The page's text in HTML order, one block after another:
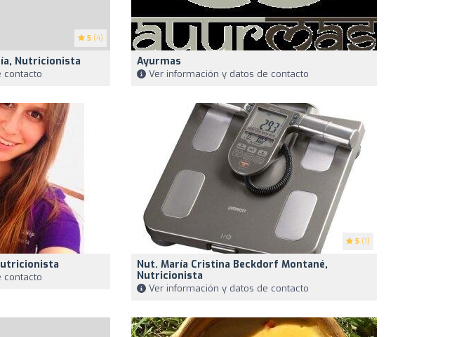
5 (4)
Nutricionista
contacto
Ayurmas
Ver información y datos de contacto
contacto
5 (1)
Nut. María Cristina Beckdorf Montané,
Nutricionista
Ver información y datos de contacto